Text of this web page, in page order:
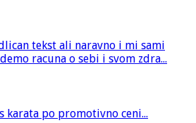
tekst ali naravno i mi sami
racuna o sebi i svom zdra...
karata po promotivno ceni...